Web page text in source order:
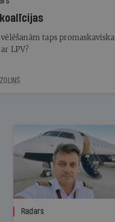
taps promaskaviska
LPV?
Radars